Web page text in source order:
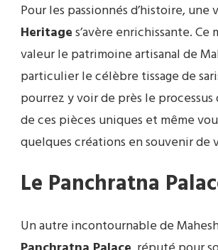
Pour les passionnés d’histoire, une
Heritages’avère enrichissante. Ce
valeur le patrimoine artisanal de
particulier le célèbre tissage de
pourrez y voir de près le
de ces pièces uniques et même
quelques créations en souvenir de
Le Panchratna
Un autre incontournable de